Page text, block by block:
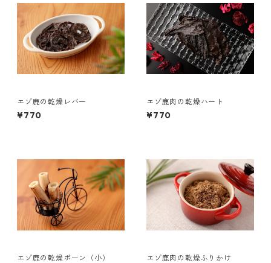
エゾ鹿の乾燥レバー
¥770
エゾ鹿肉の乾燥ハート
¥770
エゾ鹿の乾燥ボーン（小） エゾ鹿肉の乾燥ふりかけ